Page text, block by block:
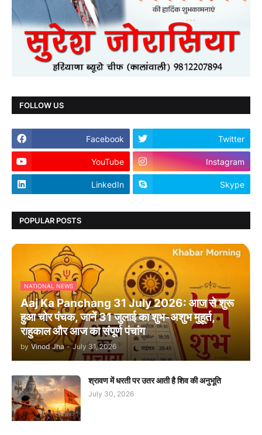
FOLLOW US
Facebook Twitter
YouTube Instagram
LinkedIn Skype
POPULAR POSTS
NATIONAL NEWS
Aaj Ka Panchang 31 July 2026: आज से शुरू
हुआ चोर पंचक, जानें 31 जुलाई का शुभ-अशुभ मुहूर्त,
राहुकाल और आज का संपूर्ण पंचांग
by Vinod Jha - July 31, 2026
श्रावण में धरती पर उतर आती है शिव की अनुभूति
July 30, 2026